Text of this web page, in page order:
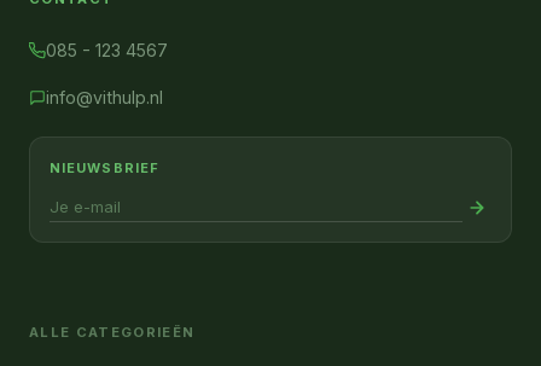
085 - 123 4567
info@vithulp.nl
NIEUWSBRIEF
ALLE CATEGORIEËN